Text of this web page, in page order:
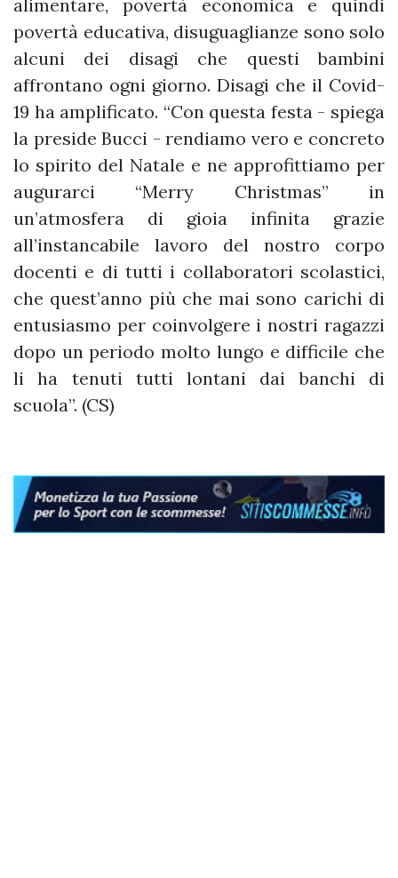
alimentare, povertà economica e quindi
povertà educativa, disuguaglianze sono solo
alcuni dei disagi che questi bambini
affrontano ogni giorno. Disagi che il Covid-
19 ha amplificato. “Con questa festa - spiega
la preside Bucci - rendiamo vero e concreto
lo spirito del Natale e ne approfittiamo per
augurarci “Merry Christmas” in
un’atmosfera di gioia infinita grazie
all’instancabile lavoro del nostro corpo
docenti e di tutti i collaboratori scolastici,
che quest’anno più che mai sono carichi di
entusiasmo per coinvolgere i nostri ragazzi
dopo un periodo molto lungo e difficile che
li ha tenuti tutti lontani dai banchi di
scuola”. (CS)